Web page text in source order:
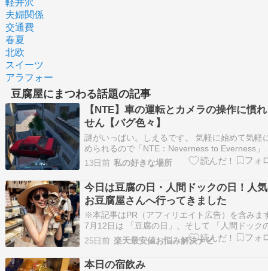
軽井沢
夫婦関係
交通費
春夏
北欧
スイーツ
アラフォー
豆腐屋にまつわる話題の記事
【NTE】車の運転とカメラの操作に慣
せん【バグ色々】
謎がいっぱい。しえるです。 気軽に始めて気軽
められるので「NTE：Neverness to Everness」
番進めやすいと思うのですが、ストーリーの多
全然進んでいる気がしませんｗ この先、「NTE
Neverness to Everness」の内容に触れています
の…
13日前 私の好きな場所
今日は豆腐の日・人間ドックの日！人
お豆腐屋さんへ行ってきました
※本記事はPR（アフィリエイト広告）を含みま
7月12日は 「豆腐の日」、そして 「人間ドック
日」 です。どちらも「健康」を意識するきっか
なる日だなと思い、昨日は前から気になってい
気のお豆腐屋さ...
25日前 楽天最安値お悩み解決ナビ
本日の宿飲み